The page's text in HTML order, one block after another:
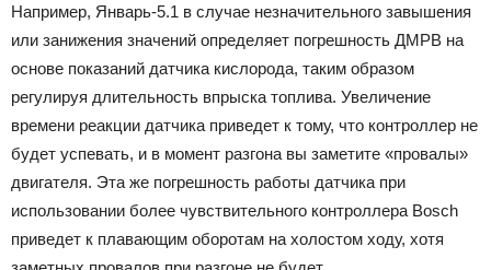
Например, Январь-5.1 в случае незначительного завышения
или занижения значений определяет погрешность ДМРВ на
основе показаний датчика кислорода, таким образом
регулируя длительность впрыска топлива. Увеличение
времени реакции датчика приведет к тому, что контроллер не
будет успевать, и в момент разгона вы заметите «провалы»
двигателя. Эта же погрешность работы датчика при
использовании более чувствительного контроллера Bosch
приведет к плавающим оборотам на холостом ходу, хотя